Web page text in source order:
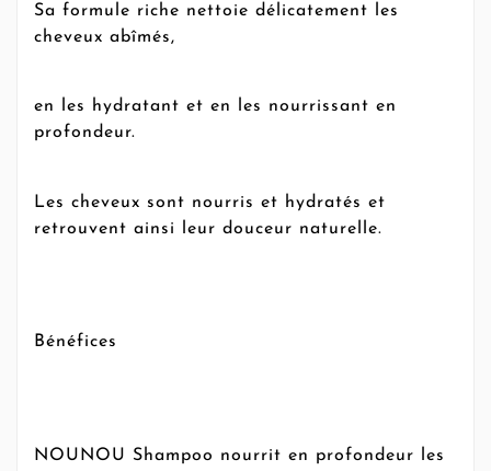
Sa formule riche nettoie délicatement les
cheveux abîmés,
en les hydratant et en les nourrissant en
profondeur.
Les cheveux sont nourris et hydratés et
retrouvent ainsi leur douceur naturelle.
Bénéfices
NOUNOU Shampoo nourrit en profondeur les